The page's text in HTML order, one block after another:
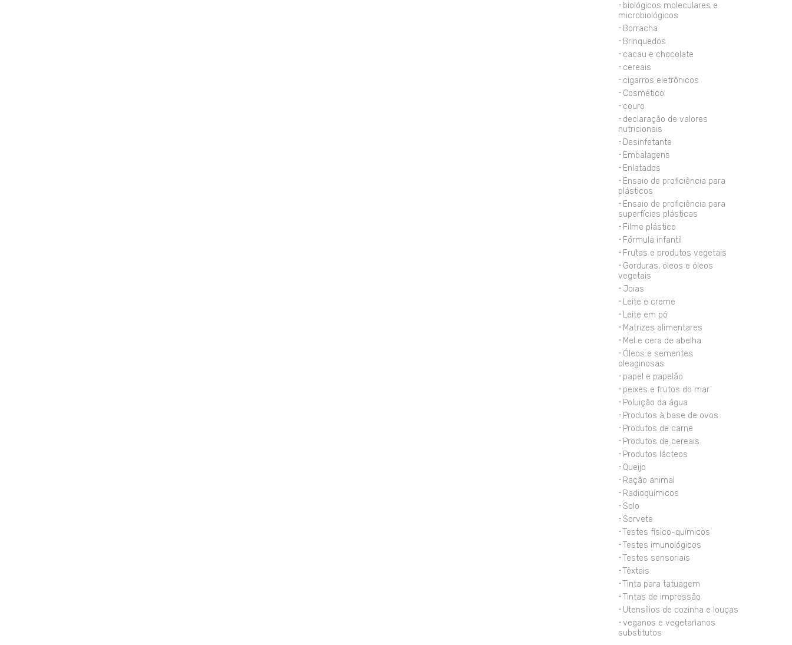
biológicos moleculares e
microbiológicos
Borracha
Brinquedos
cacau e chocolate
cereais
cigarros eletrônicos
Cosmético
couro
declaração de valores
nutricionais
Desinfetante
Embalagens
Enlatados
Ensaio de proficiência para
plásticos
Ensaio de proficiência para
superfícies plásticas
Filme plástico
Fórmula infantil
Frutas e produtos vegetais
Gorduras, óleos e óleos
vegetais
Joias
Leite e creme
Leite em pó
Matrizes alimentares
Mel e cera de abelha
Óleos e sementes
oleaginosas
papel e papelão
peixes e frutos do mar
Poluição da água
Produtos à base de ovos
Produtos de carne
Produtos de cereais
Produtos lácteos
Queijo
Ração animal
Radioquímicos
Solo
Sorvete
Testes físico-químicos
Testes imunológicos
Testes sensoriais
Têxteis
Tinta para tatuagem
Tintas de impressão
Utensílios de cozinha e louças
veganos e vegetarianos
substitutos